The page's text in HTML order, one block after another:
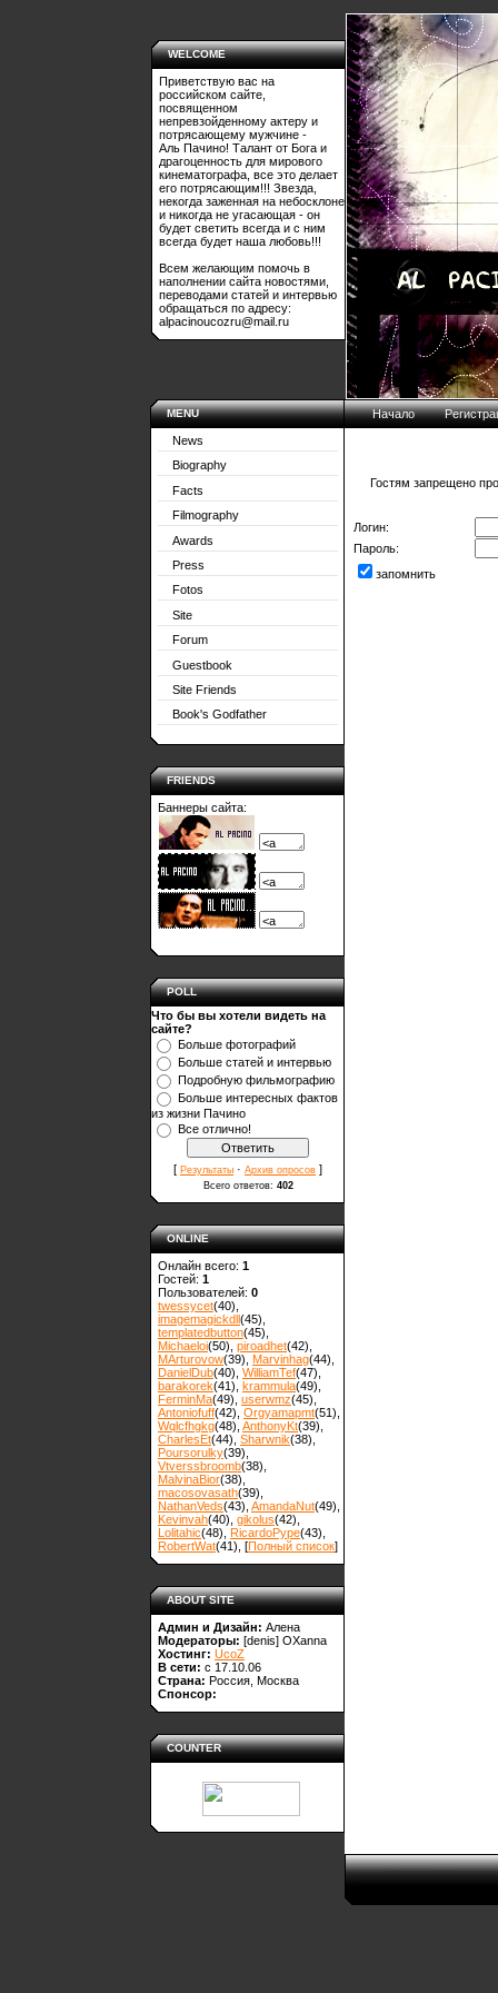
WELCOME
Приветствую вас на
российском сайте,
посвященном
непревзойденному актеру и
потрясающему мужчине -
Аль Пачино! Талант от Бога и
драгоценность для мирового
кинематографа, все это делает
его потрясающим!!! Звезда,
некогда заженная на небосклоне
и никогда не угасающая - он
будет светить всегда и с ним
всегда будет наша любовь!!!
Всем желающим помочь в
наполнении сайта новостями,
переводами статей и интервью
обращаться по адресу:
alpacinoucozru@mail.ru
MENU
News
Biography
Facts
Filmography
Awards
Press
Fotos
Site
Forum
Guestbook
Site Friends
Book's Godfather
FRIENDS
Баннеры сайта:
POLL
Что бы вы хотели видеть на
сайте?
Больше фотографий
Больше статей и интервью
Подробную фильмографию
Больше интересных фактов
из жизни Пачино
Все отлично!
[ Результаты · Архив опросов ]
Всего ответов: 402
ONLINE
Онлайн всего: 1
Гостей: 1
Пользователей: 0
twessycet(40)
imagemagickdll(45)
templatedbutton(45)
Michaeloi(50) piroadhet(42)
MArturovow(39) Marvinhag(44)
DanielDub(40) WilliamTef(47)
barakorek(41) krammula(49)
FerminMa(49) userwmz(45)
Antoniofuff(42) Orgyamapmt(51)
Wqlcfhgkg(48) AnthonyKt(39)
CharlesEt(44) Sharwnik(38)
Poursorulky(39)
Vtverssbroomb(38)
MalvinaBior(38)
macosovasath(39)
NathanVeds(43) AmandaNut(49)
Kevinvah(40) gikolus(42)
Lolitahic(48) RicardoPype(43)
RobertWat(41) , [Полный список]
ABOUT SITE
Админ и Дизайн: Алена
Модераторы: [denis] OXanna
Хостинг: UcoZ
В сети: с 17.10.06
Страна: Россия, Москва
Спонсор:
COUNTER
Начало
Гостям запрещено
Логин:
Пароль:
запомнить